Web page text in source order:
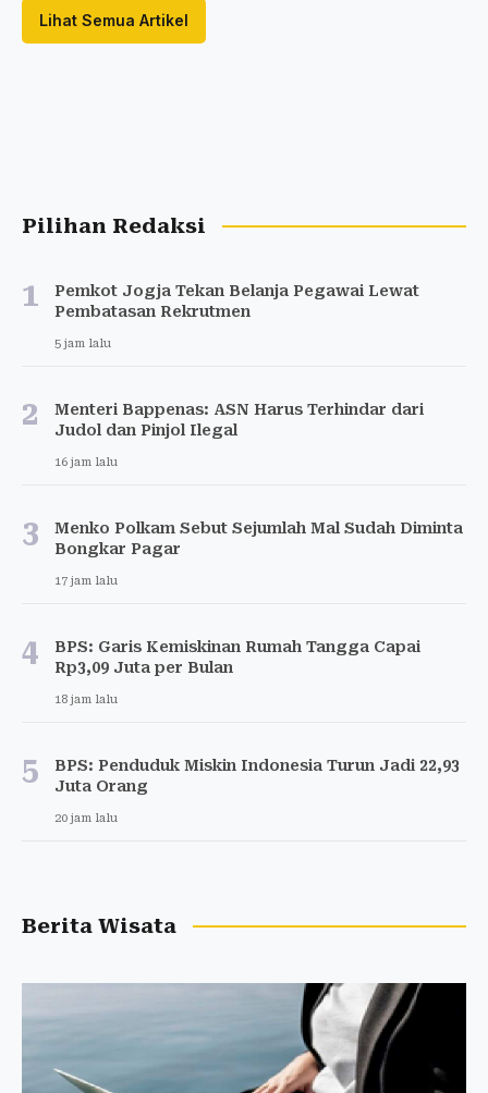
Lihat Semua Artikel
Pilihan Redaksi
1
Pemkot Jogja Tekan Belanja Pegawai Lewat
Pembatasan Rekrutmen
5 jam lalu
2
Menteri Bappenas: ASN Harus Terhindar dari
Judol dan Pinjol Ilegal
16 jam lalu
3
Menko Polkam Sebut Sejumlah Mal Sudah Diminta
Bongkar Pagar
17 jam lalu
4
BPS: Garis Kemiskinan Rumah Tangga Capai
Rp3,09 Juta per Bulan
18 jam lalu
5
BPS: Penduduk Miskin Indonesia Turun Jadi 22,93
Juta Orang
20 jam lalu
Berita Wisata